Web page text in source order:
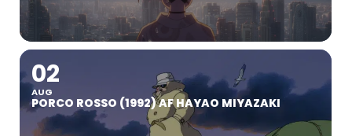
02
AUG
PORCO ROSSO (1992) AF HAYAO MIYAZAKI